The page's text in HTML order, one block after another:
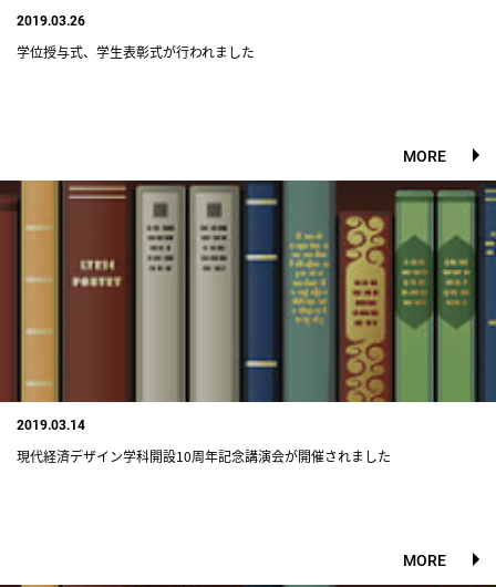
2019.03.26
学位授与式、学生表彰式が行われました
MORE
2019.03.14
現代経済デザイン学科開設10周年記念講演会が開催されました
MORE